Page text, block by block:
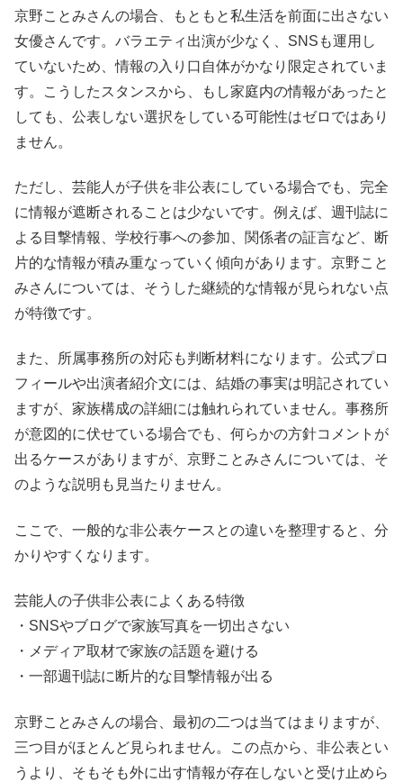
京野ことみさんの場合、もともと私生活を前面に出さない
女優さんです。バラエティ出演が少なく、SNSも運用し
ていないため、情報の入り口自体がかなり限定されていま
す。こうしたスタンスから、もし家庭内の情報があったと
しても、公表しない選択をしている可能性はゼロではあり
ません。
ただし、芸能人が子供を非公表にしている場合でも、完全
に情報が遮断されることは少ないです。例えば、週刊誌に
よる目撃情報、学校行事への参加、関係者の証言など、断
片的な情報が積み重なっていく傾向があります。京野こと
みさんについては、そうした継続的な情報が見られない点
が特徴です。
また、所属事務所の対応も判断材料になります。公式プロ
フィールや出演者紹介文には、結婚の事実は明記されてい
ますが、家族構成の詳細には触れられていません。事務所
が意図的に伏せている場合でも、何らかの方針コメントが
出るケースがありますが、京野ことみさんについては、そ
のような説明も見当たりません。
ここで、一般的な非公表ケースとの違いを整理すると、分
かりやすくなります。
芸能人の子供非公表によくある特徴
・SNSやブログで家族写真を一切出さない
・メディア取材で家族の話題を避ける
・一部週刊誌に断片的な目撃情報が出る
京野ことみさんの場合、最初の二つは当てはまりますが、
三つ目がほとんど見られません。この点から、非公表とい
うより、そもそも外に出す情報が存在しないと受け止めら